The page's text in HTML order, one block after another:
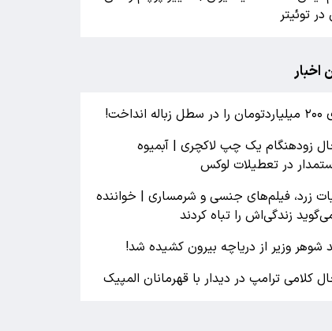
در توئیتر
اخبار
زودهنگام یک چپ لاکچری | آبمیوه
در تعطیلات لوکس
زرد، فیلم‌های جنسی و شرمساری | خواننده
زندگی‌اش را تباه کردند
وزیر از دریاچه بیرون کشیده شد!
کلامی ترامپ در دیدار با قهرمانان المپیک